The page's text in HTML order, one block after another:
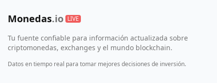
Monedas.io LIVE
Tu fuente confiable para información actualizada sobre
criptomonedas, exchanges y el mundo blockchain.
Datos en tiempo real para tomar mejores decisiones de inversión.